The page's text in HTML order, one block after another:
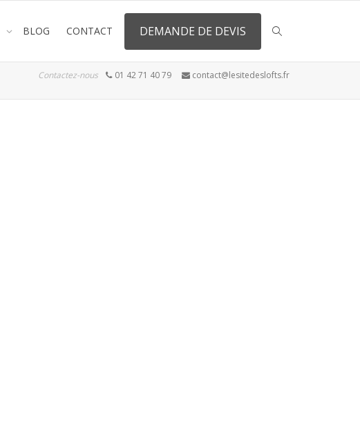
BLOG CONTACT DEMANDE DE DEVIS
Contactez-nous 01 42 71 40 79 contact@lesitedeslofts.fr